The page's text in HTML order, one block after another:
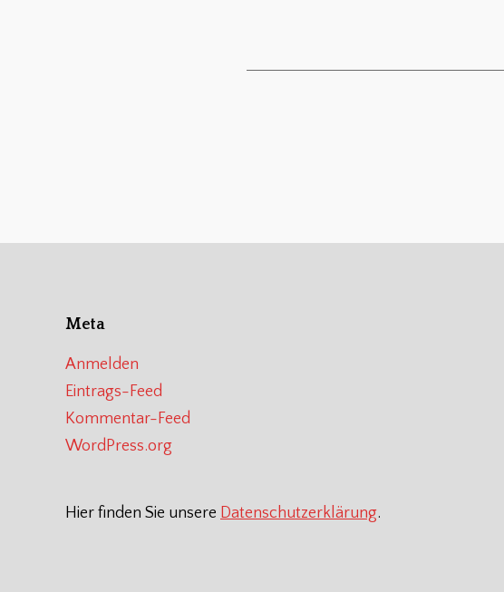
Meta
Anmelden
Eintrags-Feed
Kommentar-Feed
WordPress.org
Hier finden Sie unsere Datenschutzerklärung.